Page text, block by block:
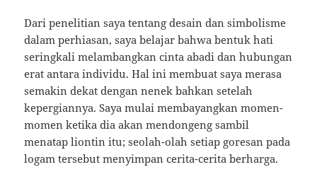
Dari penelitian saya tentang desain dan simbolisme
dalam perhiasan, saya belajar bahwa bentuk hati
seringkali melambangkan cinta abadi dan hubungan
erat antara individu. Hal ini membuat saya merasa
semakin dekat dengan nenek bahkan setelah
kepergiannya. Saya mulai membayangkan momen-
momen ketika dia akan mendongeng sambil
menatap liontin itu; seolah-olah setiap goresan pada
logam tersebut menyimpan cerita-cerita berharga.